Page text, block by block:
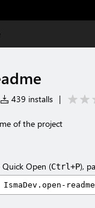
439 installs |
of the project
Quick Open (Ctrl+P),